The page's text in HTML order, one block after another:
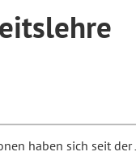
haben sich seit